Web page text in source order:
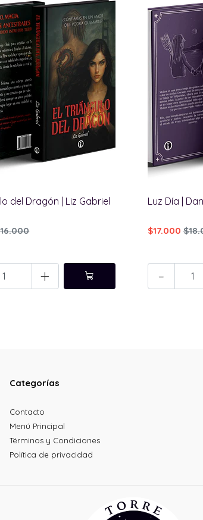
del Dragón | Liz Gabriel
+
Luz Día |
$17.000
-
Categorías
Contacto
Menú Principal
Términos y Condiciones
Política de privacidad